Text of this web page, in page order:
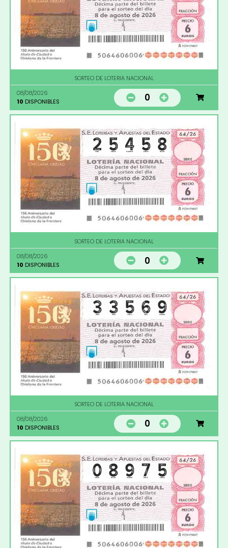
SORTEO DE LOTERIA NACIONAL
08/08/2026
10 DISPONIBLES 0
SORTEO DE LOTERIA NACIONAL
08/08/2026
10 DISPONIBLES 0
SORTEO DE LOTERIA NACIONAL
08/08/2026
10 DISPONIBLES 0